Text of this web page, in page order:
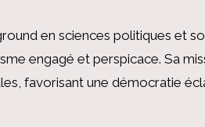
en sciences politiques et
engagé et perspicace. Sa
favorisant une démocratie